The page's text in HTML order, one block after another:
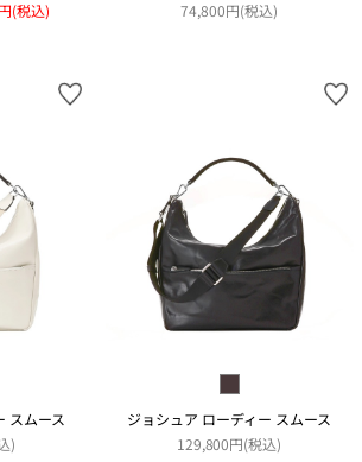
(税込)
74,800円(税込)
スムース
)
ジョシュア ローディー スムース
129,800円(税込)